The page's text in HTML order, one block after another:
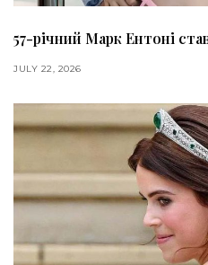
57-річний Марк Ентоні
JULY 22, 2026